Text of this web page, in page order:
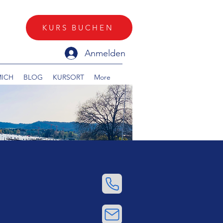
KURS BUCHEN
Anmelden
BLOG KURSORT More